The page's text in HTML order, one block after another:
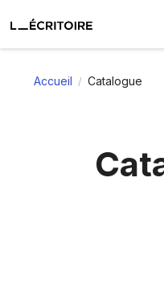
Accueil / Catalogue